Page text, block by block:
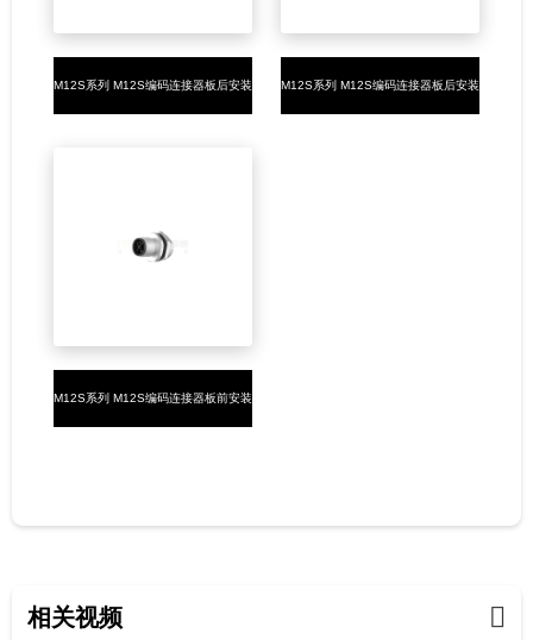
M12S系列 M12S编码连接器板后安装 M12S系列 M12S编码连接器板后安装
M12S系列 M12S编码连接器板前安装
相关视频